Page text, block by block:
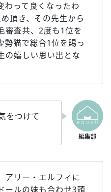
わって良くなったわ
頂き、その先生から
審査共、2度も1位を
勢猫で総合1位を賜っ
の嬉しい思い出とな
をつけて
アリー・エルフィに
ールの妹も合わせ3頭